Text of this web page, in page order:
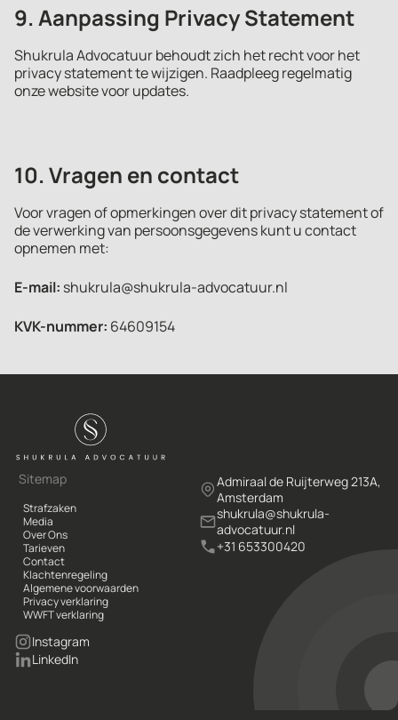
9. Aanpassing Privacy Statement
Shukrula Advocatuur behoudt zich het recht voor het
privacy statement te wijzigen. Raadpleeg regelmatig
onze website voor updates.
10. Vragen en contact
Voor vragen of opmerkingen over dit privacy statement of
de verwerking van persoonsgegevens kunt u contact
opnemen met:
E-mail: shukrula@shukrula-advocatuur.nl
KVK-nummer: 64609154
Sitemap
Strafzaken
Media
Over Ons
Tarieven
Contact
Klachtenregeling
Algemene voorwaarden
Privacy verklaring
WWFT verklaring
Admiraal de Ruijterweg 213A,
Amsterdam
shukrula@shukrula-
advocatuur.nl
+31 653300420
Instagram
LinkedIn